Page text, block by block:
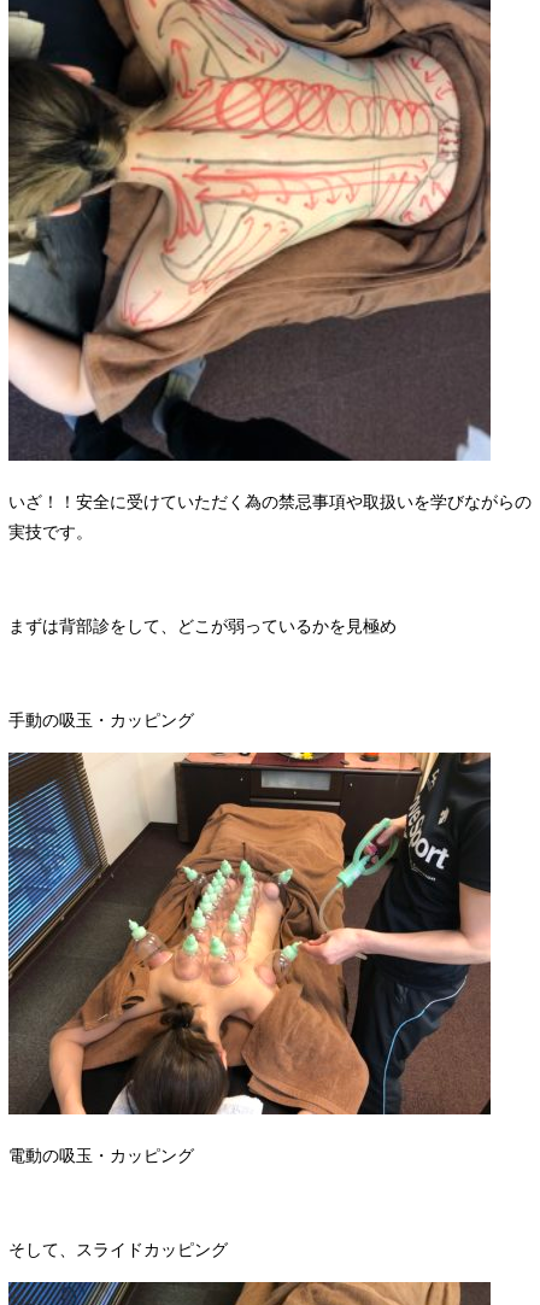
いざ！！安全に受けていただく為の禁忌事項や取扱いを学びながらの
実技です。
まずは背部診をして、どこが弱っているかを見極め
手動の吸玉・カッピング
電動の吸玉・カッピング
そして、スライドカッピング